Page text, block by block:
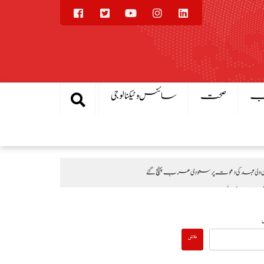
صحت
سائنس و ٹیکنالوجی
عہد کی دعوت پر سعودی عرب پہنچ گئے
تلاش